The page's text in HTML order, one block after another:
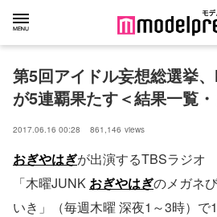
第5回アイドル妄想総選挙
が5連覇果たす＜結果一覧
2017.06.16 00:28 861,146 views
おぎやはぎが出演するTBSラジオ
「木曜JUNK おぎやはぎのメガネび
いき」（毎週木曜 深夜1～3時）で